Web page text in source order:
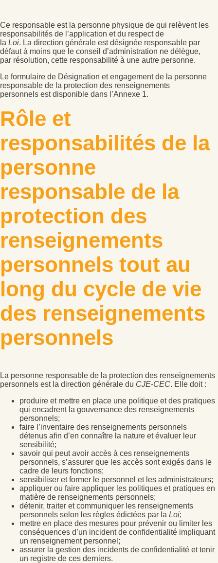
Ce responsable est la personne physique de qui relèvent les
responsabilités de l’application et du respect de
la Loi. La direction générale est désignée responsable par
défaut à moins que le conseil d’administration ne délègue,
par résolution, cette responsabilité à une autre personne.
Le formulaire de Désignation et engagement de la personne
responsable de la protection des renseignements
personnels est disponible dans l’Annexe 1.
Rôle et
responsabilités de la
personne
responsable de la
protection des
renseignements
personnels tout au
long du cycle de vie
des renseignements
personnels
La personne responsable de la protection des renseignements
personnels est la direction générale du CJE-CEC. Elle doit :
produire et mettre en place une politique et des pratiques
qui encadrent la gouvernance des renseignements
personnels;
faire l’inventaire des renseignements personnels
détenus afin d’en connaître la nature et évaluer leur
sensibilité;
savoir qui peut avoir accès à ces renseignements
personnels, s’assurer que les accès sont exigés dans le
cadre de leurs fonctions;
sensibiliser et former le personnel et les administrateurs;
appliquer ou faire appliquer les politiques et pratiques en
matière de renseignements personnels;
détenir, traiter et communiquer les renseignements
personnels selon les règles édictées par la Loi;
mettre en place des mesures pour prévenir ou limiter les
conséquences d’un incident de confidentialité impliquant
un renseignement personnel;
assurer la gestion des incidents de confidentialité et tenir
un registre de ces derniers.